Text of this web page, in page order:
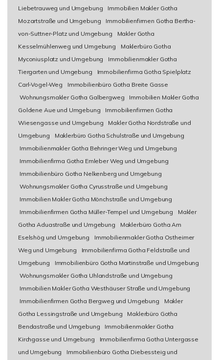
Liebetrauweg und Umgebung
Immobilien Makler Gotha
Mozartstraße und Umgebung
Immobilienfirmen Gotha Bertha-
von-Suttner-Platz und Umgebung
Makler Gotha
Kesselmühlenweg und Umgebung
Maklerbüro Gotha
Myconiusplatz und Umgebung
Immobilienmakler Gotha
Tiergarten und Umgebung
Immobilienfirma Gotha Spielplatz
Carl-Vogel-Weg
Immobilienbüro Gotha Breite Gasse
Wohnungsmakler Gotha Galbergweg
Immobilien Makler Gotha
Goldene Aue und Umgebung
Immobilienfirmen Gotha
Wiesengasse und Umgebung
Makler Gotha Nordstraße und
Umgebung
Maklerbüro Gotha Schulstraße und Umgebung
Immobilienmakler Gotha Behringer Weg und Umgebung
Immobilienfirma Gotha Emleber Weg und Umgebung
Immobilienbüro Gotha Nelkenberg und Umgebung
Wohnungsmakler Gotha Cyrusstraße und Umgebung
Immobilien Makler Gotha Mönchstraße und Umgebung
Immobilienfirmen Gotha Müller-Tempel und Umgebung
Makler
Gotha Aduastraße und Umgebung
Maklerbüro Gotha Am
Eselshög und Umgebung
Immobilienmakler Gotha Ostheimer
Weg und Umgebung
Immobilienfirma Gotha Feldstraße und
Umgebung
Immobilienbüro Gotha Martinstraße und Umgebung
Wohnungsmakler Gotha Uhlandstraße und Umgebung
Immobilien Makler Gotha Westhäuser Straße und Umgebung
Immobilienfirmen Gotha Bergweg und Umgebung
Makler
Gotha Lessingstraße und Umgebung
Maklerbüro Gotha
Bendastraße und Umgebung
Immobilienmakler Gotha
Kirchgasse und Umgebung
Immobilienfirma Gotha Untergasse
und Umgebung
Immobilienbüro Gotha Diebessteig und